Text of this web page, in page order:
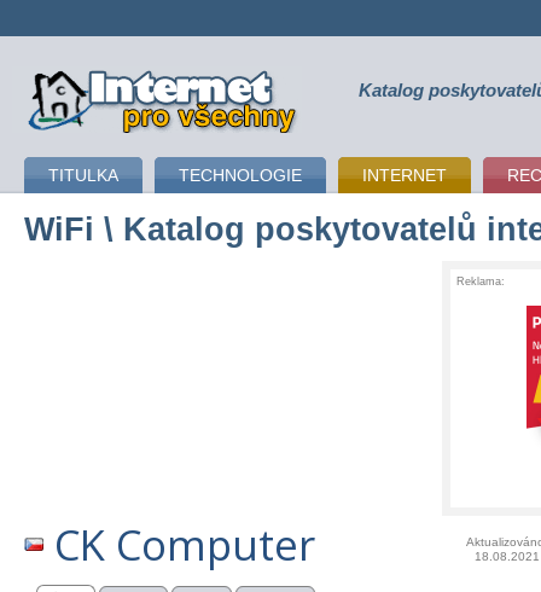
připojení k internetu Katalog
TITULKA TECHNOLOGIE INTERNET
WiFi \ Katalog poskytovatelů
Reklama:
CK Computer
18.08.2021